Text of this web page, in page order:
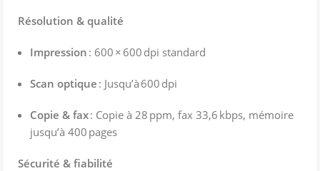
Résolution & qualité
Impression : 600 × 600 dpi standard
Scan optique : Jusqu’à 600 dpi
Copie & fax: Copie à 28 ppm, fax 33,6 kbps, mémoire
jusqu’à 400 pages
Sécurité & fiabilité